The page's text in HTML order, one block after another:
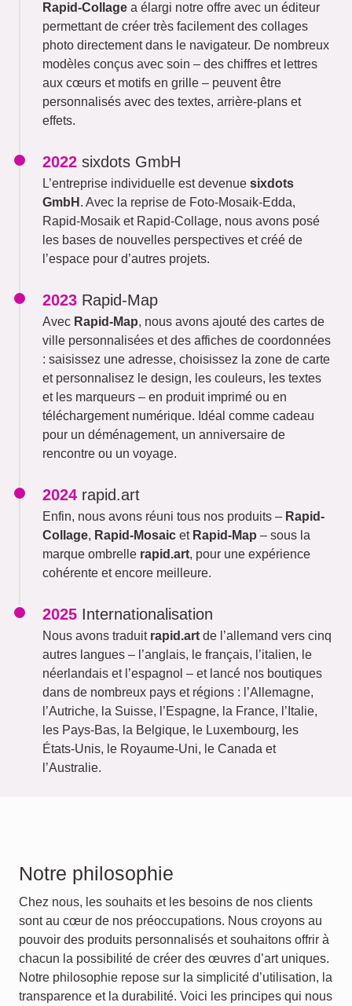
Rapid-Collage a élargi notre offre avec un éditeur
permettant de créer très facilement des collages
photo directement dans le navigateur. De nombreux
modèles conçus avec soin – des chiffres et lettres
aux cœurs et motifs en grille – peuvent être
personnalisés avec des textes, arrière-plans et
effets.
2022 sixdots GmbH
L’entreprise individuelle est devenue sixdots
GmbH . Avec la reprise de Foto-Mosaik-Edda,
Rapid-Mosaik et Rapid-Collage, nous avons posé
les bases de nouvelles perspectives et créé de
l’espace pour d’autres projets.
2023 Rapid-Map
Avec Rapid-Map, nous avons ajouté des cartes de
ville personnalisées et des affiches de coordonnées
: saisissez une adresse, choisissez la zone de carte
et personnalisez le design, les couleurs, les textes
et les marqueurs – en produit imprimé ou en
téléchargement numérique. Idéal comme cadeau
pour un déménagement, un anniversaire de
rencontre ou un voyage.
2024 rapid.art
Enfin, nous avons réuni tous nos produits – Rapid-
Collage, Rapid-Mosaic et Rapid-Map – sous la
marque ombrelle rapid.art, pour une expérience
cohérente et encore meilleure.
2025 Internationalisation
Nous avons traduit rapid.art de l’allemand vers cinq
autres langues – l’anglais, le français, l’italien, le
néerlandais et l’espagnol – et lancé nos boutiques
dans de nombreux pays et régions : l’Allemagne,
l’Autriche, la Suisse, l’Espagne, la France, l’Italie,
les Pays-Bas, la Belgique, le Luxembourg, les
États-Unis, le Royaume-Uni, le Canada et
l’Australie.
Notre philosophie
Chez nous, les souhaits et les besoins de nos clients
sont au cœur de nos préoccupations. Nous croyons au
pouvoir des produits personnalisés et souhaitons offrir à
chacun la possibilité de créer des œuvres d’art uniques.
Notre philosophie repose sur la simplicité d’utilisation, la
transparence et la durabilité. Voici les principes qui nous